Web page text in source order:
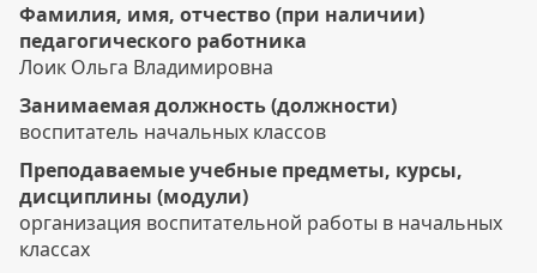
Фамилия, имя, отчество (при наличии)
педагогического работника
Лоик Ольга Владимировна
Занимаемая должность (должности)
воспитатель начальных классов
Преподаваемые учебные предметы, курсы,
дисциплины (модули)
организация воспитательной работы в начальных
классах